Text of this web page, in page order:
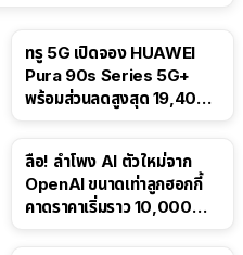
ทรู 5G เปิดจอง HUAWEI
Pura 90s Series 5G+
พร้อมส่วนลดสูงสุด 19,400
ลือ! ลำโพง AI ตัวใหม่จาก
OpenAI ขนาดเท่าลูกฮอกกี้
คาดราคาเริ่มราว 10,000